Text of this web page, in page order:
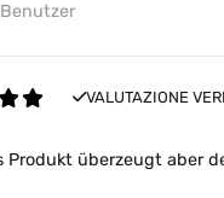
VALUTAZIONE
Produkt überzeugt aber